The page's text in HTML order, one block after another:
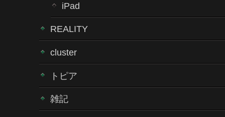
iPad
REALITY
cluster
トピア
雑記